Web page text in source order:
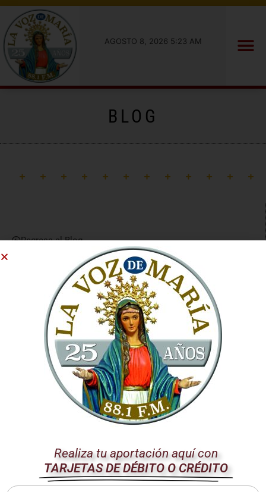
AGOSTO 8, 2026 5:23 AM
BLOG
Regresa al Blog
Buscar Entradas
Últimas Entradas
Programa oficial del Viaje Apostólico del Papa León XIV a
En Asís, León XIV invita a los jóvenes a «construir la
León XIV: La revolución del Evangelio derriba los muros que
Realiza tu aportación aquí con
TARJETAS DE DÉBITO O CRÉDITO